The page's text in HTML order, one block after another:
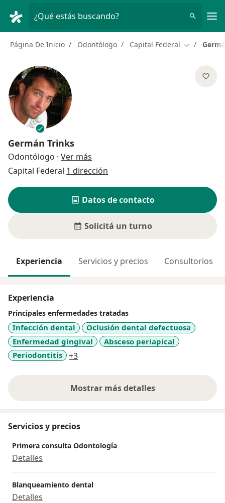
¿Qué estás buscando?
Página De Inicio Odontólogo Capital Federal Cambiar
Germán Trinks
Odontólogo · Ver más
Capital Federal 1 dirección
Datos de contacto
Solicitá un turno
Experiencia Servicios y precios Consultorios
Experiencia
Principales enfermedades tratadas
Infección dental
Oclusión dental defectuosa
Enfermedad gingival
Absceso periapical
Periodontitis
+3a11y_sr_more_diseases
Mostrar más detalles
sobre la experiencia
Servicios y precios
Primera consulta Odontología
Detalles
Blanqueamiento dental
Detalles